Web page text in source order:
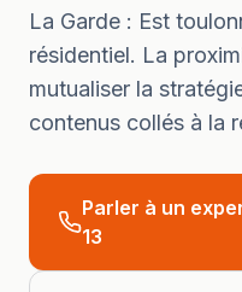
La Garde : Est
résidentiel. La
mutualiser la
contenus collés à la
Parler à un
13